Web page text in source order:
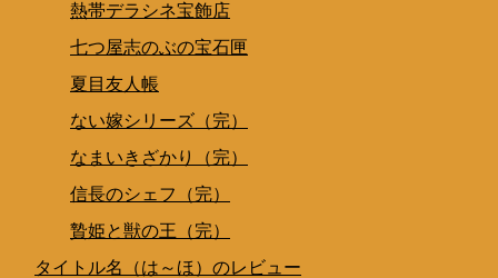
熱帯デラシネ宝飾店
七つ屋志のぶの宝石匣
夏目友人帳
ない嫁シリーズ（完）
なまいきざかり（完）
信長のシェフ（完）
贄姫と獣の王（完）
タイトル名（は～ほ）のレビュー